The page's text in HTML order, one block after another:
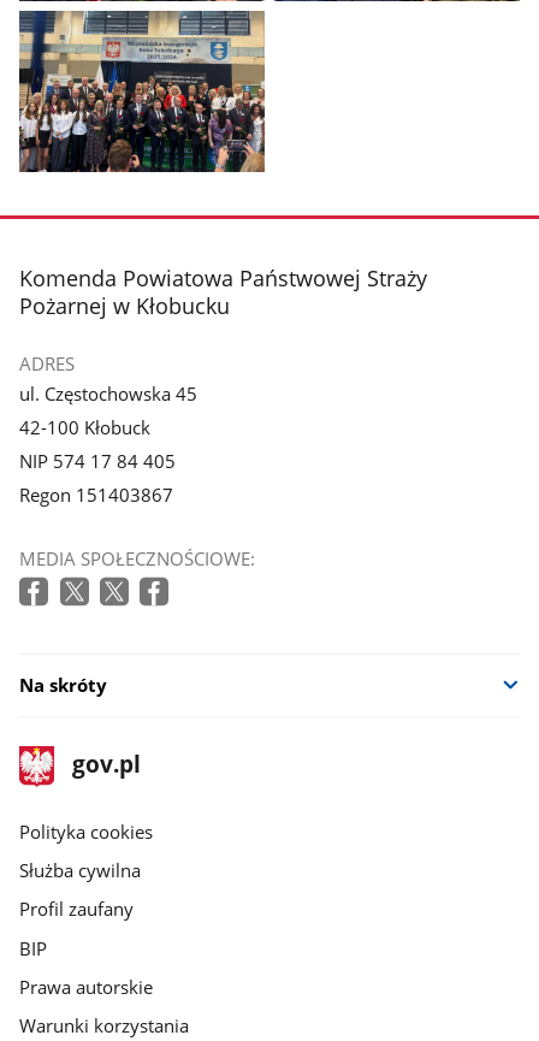
Pokaż
zdjęcie
1
z
galerii.
zdjęcie
galerii.
stopka
Komenda Powiatowa Państwowej Straży
Pożarnej w Kłobucku
ADRES
ul. Częstochowska 45
42-100 Kłobuck
NIP 574 17 84 405
Regon 151403867
MEDIA SPOŁECZNOŚCIOWE:
Na skróty
stopka
gov.pl
Strona
gov.pl
gov.pl
Polityka cookies
Służba cywilna
Profil zaufany
BIP
Prawa autorskie
Warunki korzystania